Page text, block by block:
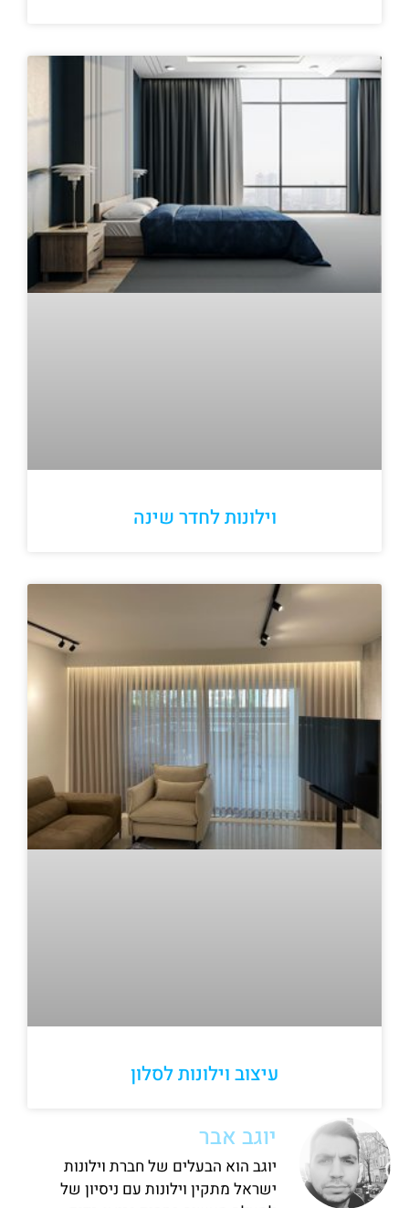
וילונות לחדר שינה
עיצוב וילונות לסלון
יוגב אבר
יוגב הוא הבעלים של חברת וילונות
ישראל מתקין וילונות עם ניסיון של